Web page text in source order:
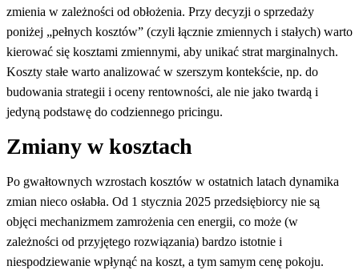
zmienia w zależności od obłożenia. Przy decyzji o sprzedaży
poniżej „pełnych kosztów” (czyli łącznie zmiennych i stałych) warto
kierować się kosztami zmiennymi, aby unikać strat marginalnych.
Koszty stałe warto analizować w szerszym kontekście, np. do
budowania strategii i oceny rentowności, ale nie jako twardą i
jedyną podstawę do codziennego pricingu.
Zmiany w kosztach
Po gwałtownych wzrostach kosztów w ostatnich latach dynamika
zmian nieco osłabła. Od 1 stycznia 2025 przedsiębiorcy nie są
objęci mechanizmem zamrożenia cen energii, co może (w
zależności od przyjętego rozwiązania) bardzo istotnie i
niespodziewanie wpłynąć na koszt, a tym samym cenę pokoju.